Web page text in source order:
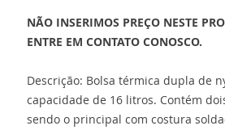
NÃO INSERIMOS PREÇO NESTE
ENTRE EM CONTATO CONOSCO.
Descrição: Bolsa térmica dupla de
capacidade de 16 litros. Contém
sendo o principal com costura